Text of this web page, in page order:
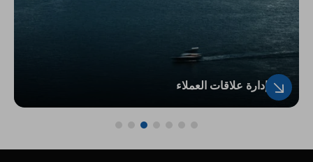
إدارة علاقات العملاء